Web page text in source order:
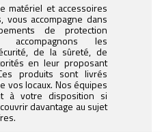
matériel et accessoires
accompagne dans
de protection
accompagnons les
de la sûreté, de
en leur proposant
produits sont livrés
vos locaux. Nos équipes
à votre disposition si
davantage au sujet